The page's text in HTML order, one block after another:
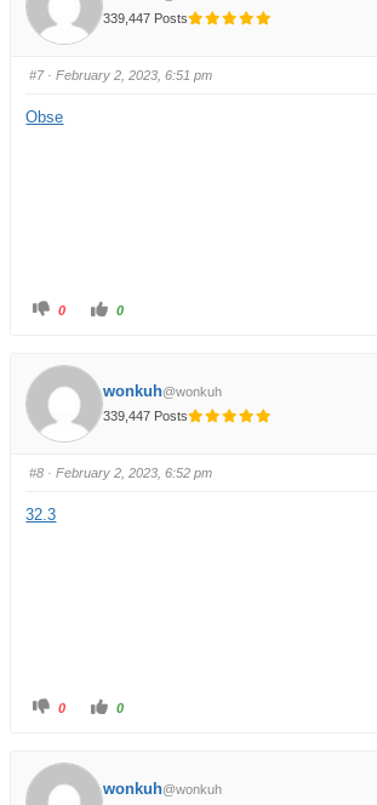
339,447 Posts
#7· February 2, 2023, 6:51 pm
Obse
0 0
wonkuh@wonkuh
339,447 Posts
#8 · February 2, 2023, 6:52 pm
32.3
0 0
wonkuh@wonkuh